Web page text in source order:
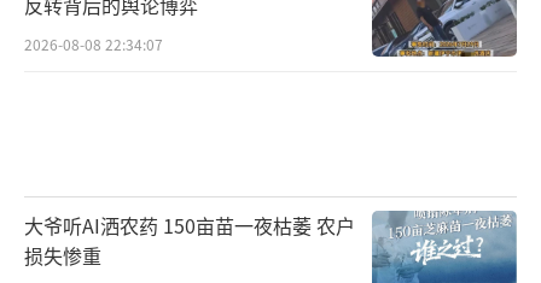
2026-08-08 22:34:07
大爷听AI洒农药 150亩苗一夜枯萎 农户
损失惨重